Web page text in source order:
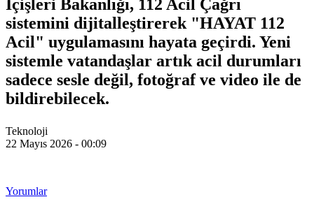
İçişleri Bakanlığı, 112 Acil Çağrı
sistemini dijitalleştirerek "HAYAT 112
Acil" uygulamasını hayata geçirdi. Yeni
sistemle vatandaşlar artık acil durumları
sadece sesle değil, fotoğraf ve video ile de
bildirebilecek.
Teknoloji
22 Mayıs 2026 - 00:09
Yorumlar